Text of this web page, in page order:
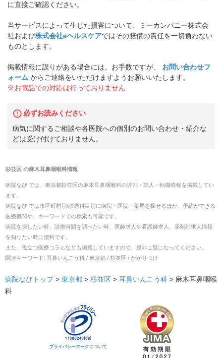
に直接ご確認ください。
当サービスによって生じた損害について、ミーカンパニー株式会
社および株式会社eヘルスケアではその賠償の責任を一切負わない
ものとします。
掲載情報に誤りがある場合には、お手数ですが、
お問い合わせフ
ォーム からご連絡をいただけますようお願いいたします。
※お電話での対応は行っておりません
必ずお読みください
病気に関するご相談や各医院への個別のお問い合わせ・紹介な
どは受け付けておりません。
杉並区の麻木耳鼻咽喉科情報
病院なび では、 東京都杉並区の麻木耳鼻咽喉科の評判・求人・転職情報を掲載してい
ます。
病院なび では市区町村別/診療科目別に病院・医院・薬局を探せるほか、予約ができる
医療機関や、キーワードでの検索も可能です。
病院を探したい時、診療時間を調べたい時、医師求人や看護師求人、薬剤師求人情報
を知りたい時に便利です。
また、役立つ医療コラムなども掲載していますので、是非ご覧になってください。
関連キーワード: 耳鼻いんこう科 / 東京都 / 杉並区 / かかりつけ
病院なびトップ > 東京都 > 杉並区 > 耳鼻いんこう科 > 麻木耳鼻咽喉
科
プライバシーマークについて